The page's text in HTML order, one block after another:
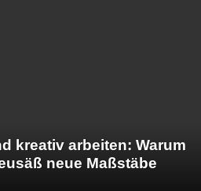
kreativ arbeiten: Warum
neue Maßstäbe